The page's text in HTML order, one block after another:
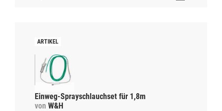
Einweg-Sprayschlauchset für 1,8m
von W&H